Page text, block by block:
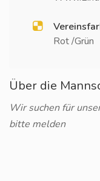
Rot /Grün
Über die
Wir suchen für
bitte melden